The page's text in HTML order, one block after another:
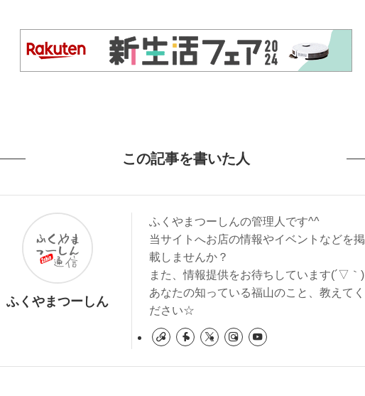
この記事を書いた人
ふくやまつーしん
ふくやまつーしんの管理人です^^
当サイトへお店の情報やイベントなどを掲
載しませんか？
また、情報提供をお待ちしています(´▽｀)
あなたの知っている福山のこと、教えてく
ださい☆